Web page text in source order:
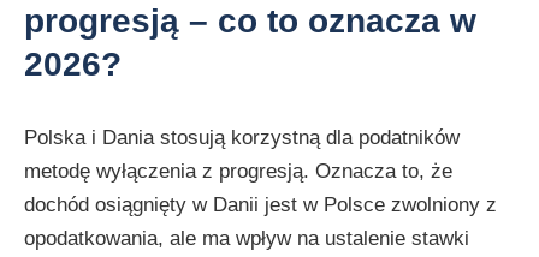
progresją – co to oznacza w
2026?
Polska i Dania stosują korzystną dla podatników
metodę wyłączenia z progresją. Oznacza to, że
dochód osiągnięty w Danii jest w Polsce zwolniony z
opodatkowania, ale ma wpływ na ustalenie stawki